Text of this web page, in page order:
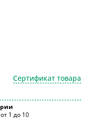
Сертификат товара
1 до 10